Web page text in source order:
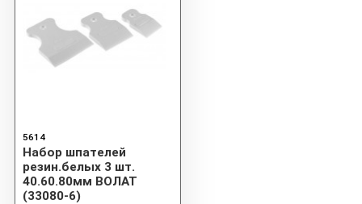
5614
Набор шпателей
резин.белых 3 шт.
40.60.80мм ВОЛАТ
(33080-6)